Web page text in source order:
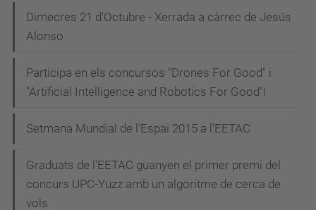
Dimecres 21 d'Octubre - Xerrada a càrrec de Jesús
Alonso
Participa en els concursos "Drones For Good" i
"Artificial Intelligence and Robotics For Good"!
Setmana Mundial de l'Espai 2015 a l'EETAC
Graduats de l'EETAC guanyen el primer premi del
concurs UPC-Yuzz amb un algoritme de cerca de
vols